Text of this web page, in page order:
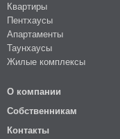
Квартиры
Пентхаусы
Апартаменты
Таунхаусы
Жилые комплексы
О компании
Собственникам
Контакты